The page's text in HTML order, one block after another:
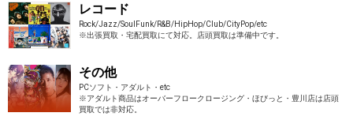
レコード
Rock/Jazz/SoulFunk/R&B/HipHop/Club/CityPop/etc
※出張買取・宅配買取にて対応。店頭買取は準備中です。
その他
PCソフト・アダルト・etc
※アダルト商品はオーバーフロークロージング・ほびっと・豊川店は店頭
買取では非対応。